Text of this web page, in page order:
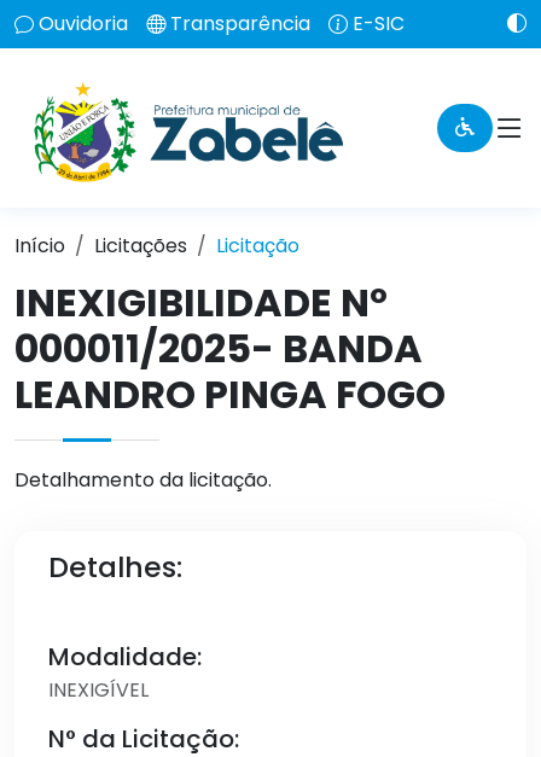
Ouvidoria Transparência E-SIC
Início Licitações Licitação
INEXIGIBILIDADE Nº
000011/2025- BANDA
LEANDRO PINGA FOGO
Detalhamento da licitação.
Detalhes:
Modalidade:
INEXIGÍVEL
N° da Licitação: